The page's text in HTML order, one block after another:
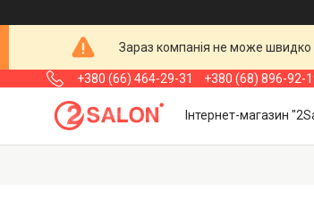
Зараз компанія не може швидко
+380 (66) 464-29-31 +380 (68) 896-92-
Інтернет-магазин